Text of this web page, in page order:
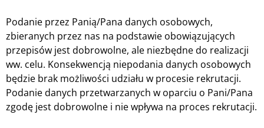
Podanie przez Panią/Pana danych osobowych,
zbieranych przez nas na podstawie obowiązujących
przepisów jest dobrowolne, ale niezbędne do realizacji
ww. celu. Konsekwencją niepodania danych osobowych
będzie brak możliwości udziału w procesie rekrutacji.
Podanie danych przetwarzanych w oparciu o Pani/Pana
zgodę jest dobrowolne i nie wpływa na proces rekrutacji.